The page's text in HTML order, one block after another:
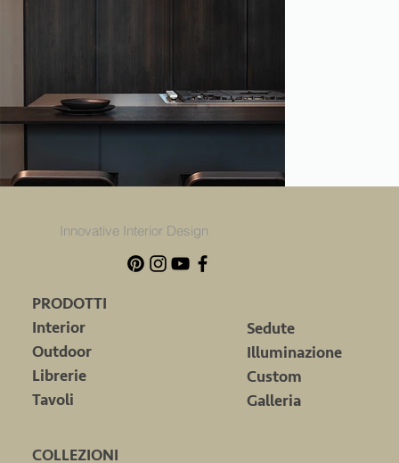
Innovative Interior Design
COLLEZIONI
PRODOTTI
Interior
Outdoor
Librerie
Tavoli
Sedute
Custom
Galleria
Illuminazione